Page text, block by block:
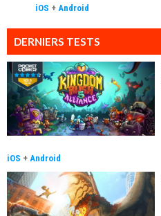
iOS + Android
DERNIERS TESTS
iOS + Android